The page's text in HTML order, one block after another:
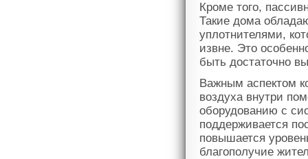
Кроме того,
Такие дома
уплотнителями,
извне. Это
быть достаточно
Важным аспектом
воздуха внутри
оборудованию с
поддерживается
повышается
благополучие